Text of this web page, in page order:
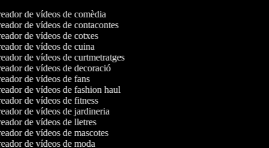
de vídeos de comèdia
de vídeos de contacontes
de vídeos de cotxes
de vídeos de cuina
de vídeos de curtmetratges
de vídeos de decoració
de vídeos de fans
de vídeos de fashion haul
de vídeos de fitness
de vídeos de jardineria
de vídeos de lletres
de vídeos de mascotes
de vídeos de moda